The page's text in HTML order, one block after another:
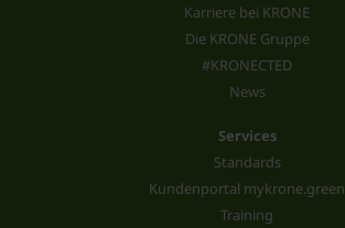
Karriere bei KRONE
Die KRONE Gruppe
#KRONECTED
News
Services
Standards
Kundenportal mykrone.green
Training